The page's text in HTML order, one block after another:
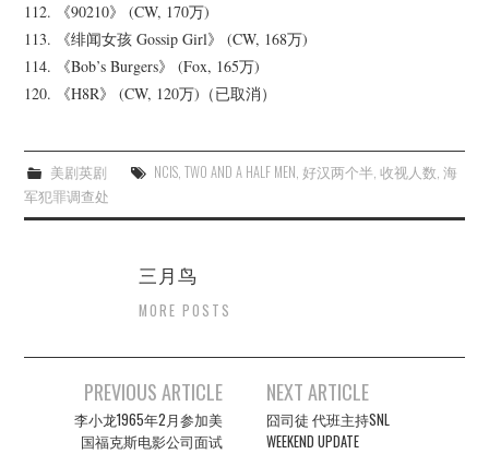
112. 《90210》 (CW, 170万)
113. 《绯闻女孩 Gossip Girl》 (CW, 168万)
114. 《Bob’s Burgers》 (Fox, 165万)
120. 《H8R》 (CW, 120万)（已取消）
美剧英剧 NCIS, TWO AND A HALF MEN, 好汉两个半, 收视人数, 海
军犯罪调查处
三月鸟
MORE POSTS
navigation
PREVIOUS ARTICLE
李小龙1965年2月参加美
国福克斯电影公司面试
NEXT ARTICLE
囧司徒 代班主持SNL
WEEKEND UPDATE